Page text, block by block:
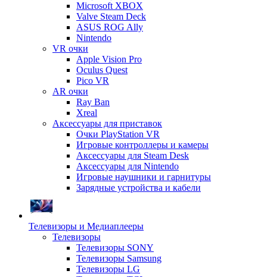
Microsoft XBOX
Valve Steam Deck
ASUS ROG Ally
Nintendo
VR очки
Apple Vision Pro
Oculus Quest
Pico VR
AR очки
Ray Ban
Xreal
Аксессуары для приставок
Очки PlayStation VR
Игровые контроллеры и камеры
Аксессуары для Steam Desk
Аксессуары для Nintendo
Игровые наушники и гарнитуры
Зарядные устройства и кабели
Телевизоры и Медиаплееры
Телевизоры
Телевизоры SONY
Телевизоры Samsung
Телевизоры LG